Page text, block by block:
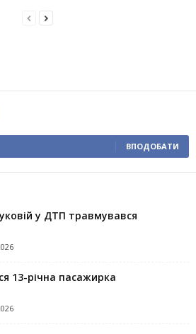
ВПОДОБАТИ
у ДТП травмувався
13-річна пасажирка